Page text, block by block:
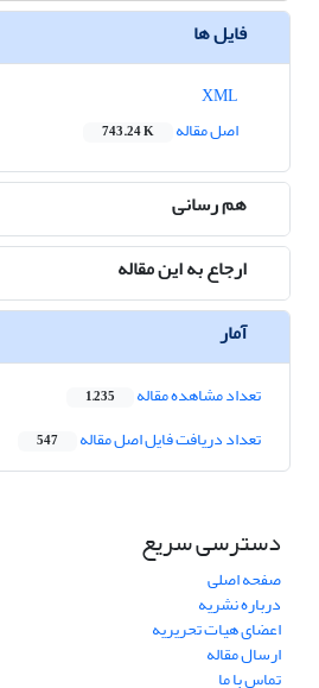
فایل ها
اصل مقاله
743.24 K
هم رسانی
ارجاع به این مقاله
آمار
تعداد مشاهده مقاله 1,235
تعداد دریافت فایل اصل مقاله 547
دسترسی سریع
صفحه اصلی
درباره نشریه
اعضای هیات تحریریه
ارسال مقاله
تماس با ما